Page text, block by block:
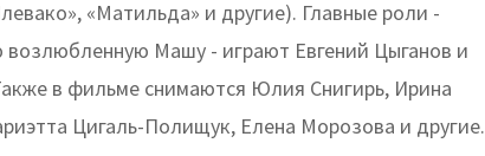
«Матильда» и другие). Главные роли -
возлюбленную Машу - играют Евгений Цыганов и
в фильме снимаются Юлия Снигирь, Ирина
Цигаль-Полищук, Елена Морозова и другие.